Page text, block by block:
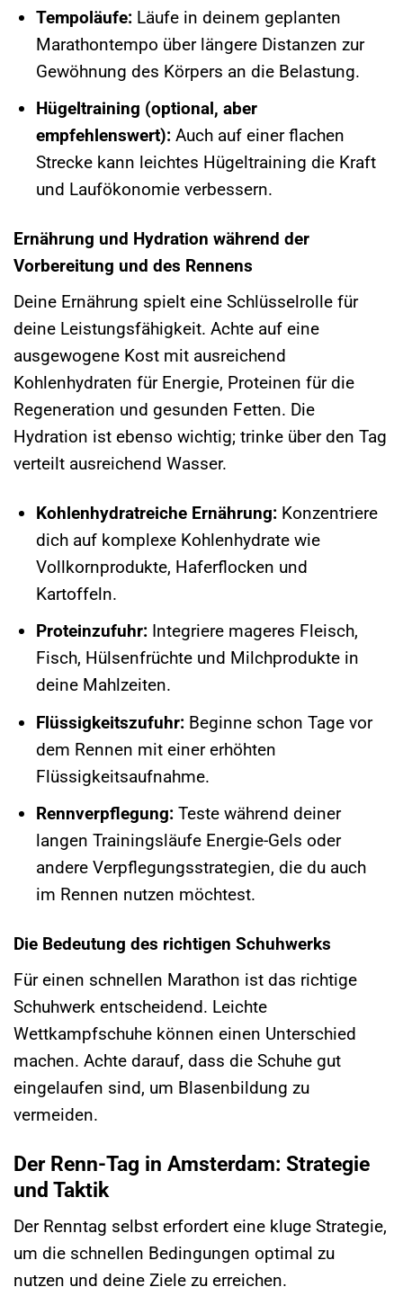
Tempoläufe:Läufe in deinem geplanten
Marathontempo über längere Distanzen zur
Gewöhnung des Körpers an die Belastung.
Hügeltraining (optional, aber
empfehlenswert):Auch auf einer flachen
Strecke kann leichtes Hügeltraining die Kraft
und Laufökonomie verbessern.
Ernährung und Hydration während der
Vorbereitung und des Rennens
Deine Ernährung spielt eine Schlüsselrolle für
deine Leistungsfähigkeit. Achte auf eine
ausgewogene Kost mit ausreichend
Kohlenhydraten für Energie, Proteinen für die
Regeneration und gesunden Fetten. Die
Hydration ist ebenso wichtig; trinke über den Tag
verteilt ausreichend Wasser.
Kohlenhydratreiche Ernährung:Konzentriere
dich auf komplexe Kohlenhydrate wie
Vollkornprodukte, Haferflocken und
Kartoffeln.
Proteinzufuhr:Integriere mageres Fleisch,
Fisch, Hülsenfrüchte und Milchprodukte in
deine Mahlzeiten.
Flüssigkeitszufuhr:Beginne schon Tage vor
dem Rennen mit einer erhöhten
Flüssigkeitsaufnahme.
Rennverpflegung:Teste während deiner
langen Trainingsläufe Energie-Gels oder
andere Verpflegungsstrategien, die du auch
im Rennen nutzen möchtest.
Die Bedeutung des richtigen Schuhwerks
Für einen schnellen Marathon ist das richtige
Schuhwerk entscheidend. Leichte
Wettkampfschuhe können einen Unterschied
machen. Achte darauf, dass die Schuhe gut
eingelaufen sind, um Blasenbildung zu
vermeiden.
Der Renn-Tag in Amsterdam: Strategie
und Taktik
Der Renntag selbst erfordert eine kluge Strategie,
um die schnellen Bedingungen optimal zu
nutzen und deine Ziele zu erreichen.